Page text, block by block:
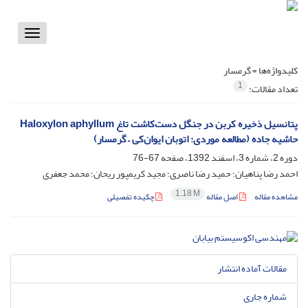
Toggle
کلیدواژه‌ها =گرمسار
تعداد مقالات: 1
پتانسیل ذخیره کربن در جنگل دست‌کاشت تاغ Haloxylon aphyllum
حاشیه جاده (مطالعه موردی: اتوبان ایوان‌کی – گرمسار)
دوره 2، شماره 3، اسفند 1392، صفحه
67-76
احمد رضا پناهیان؛ حمید رضا ناصری؛ مجید کریمپور ریحان؛ محمد جعفری
مشاهده مقاله اصل مقاله 1.18 M چکیده تفصیلی
مقالات آماده انتشار
شماره جاری